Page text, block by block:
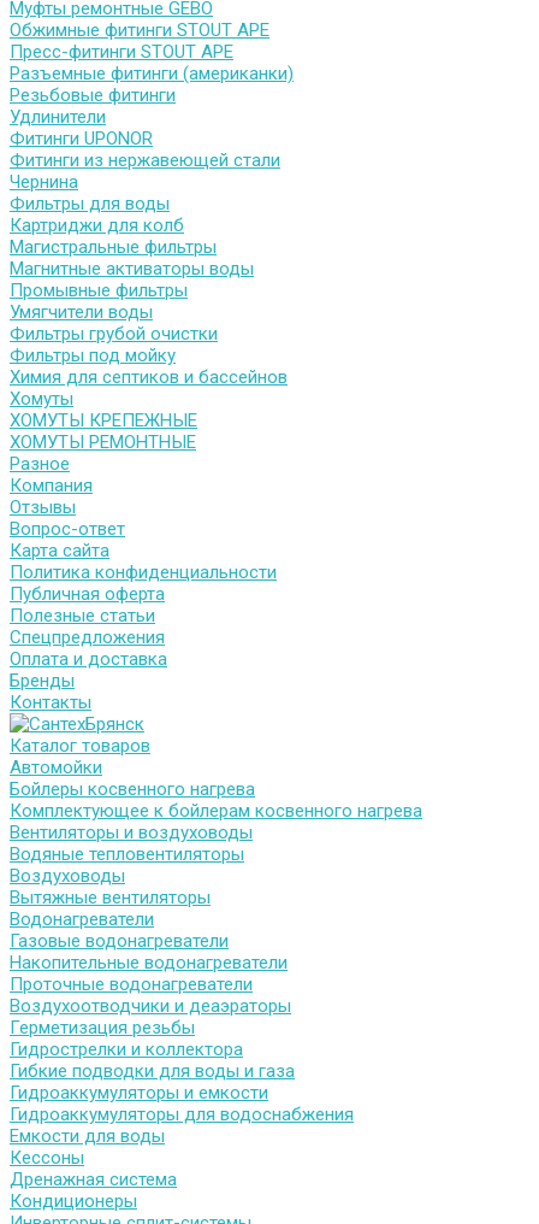
Муфты ремонтные GEBO
Обжимные фитинги STOUT APE
Пресс-фитинги STOUT APE
Разъемные фитинги (американки)
Резьбовые фитинги
Удлинители
Фитинги UPONOR
Фитинги из нержавеющей стали
Чернина
Фильтры для воды
Картриджи для колб
Магистральные фильтры
Магнитные активаторы воды
Промывные фильтры
Умягчители воды
Фильтры грубой очистки
Фильтры под мойку
Химия для септиков и бассейнов
Хомуты
ХОМУТЫ КРЕПЕЖНЫЕ
ХОМУТЫ РЕМОНТНЫЕ
Разное
Компания
Отзывы
Вопрос-ответ
Карта сайта
Политика конфиденциальности
Публичная оферта
Полезные статьи
Спецпредложения
Оплата и доставка
Бренды
Контакты
Каталог товаров
Автомойки
Бойлеры косвенного нагрева
Комплектующее к бойлерам косвенного нагрева
Вентиляторы и воздуховоды
Водяные тепловентиляторы
Воздуховоды
Вытяжные вентиляторы
Водонагреватели
Газовые водонагреватели
Накопительные водонагреватели
Проточные водонагреватели
Воздухоотводчики и деаэраторы
Герметизация резьбы
Гидрострелки и коллектора
Гибкие подводки для воды и газа
Гидроаккумуляторы и емкости
Гидроаккумуляторы для водоснабжения
Емкости для воды
Кессоны
Дренажная система
Кондиционеры